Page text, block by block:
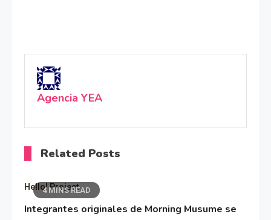
Agencia YEA
Related Posts
4 MINS READ
Hello! Project
Integrantes originales de Morning Musume se